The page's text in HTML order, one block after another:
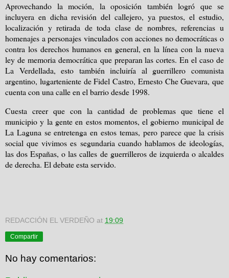
Aprovechando la moción, la oposición también logró que se
incluyera en dicha revisión del callejero, ya puestos, el estudio,
localización y retirada de toda clase de nombres, referencias u
homenajes a personajes vinculados con acciones no democráticas o
contra los derechos humanos en general, en la línea con la nueva
ley de memoria democrática que preparan las cortes. En el caso de
La Verdellada, esto también incluiría al guerrillero comunista
argentino, lugarteniente de Fidel Castro, Ernesto Che Guevara, que
cuenta con una calle en el barrio desde 1998.
Cuesta creer que con la cantidad de problemas que tiene el
municipio y la gente en estos momentos, el gobierno municipal de
La Laguna se entretenga en estos temas, pero parece que la crisis
social que vivimos es segundaria cuando hablamos de ideologías,
las dos Españas, o las calles de guerrilleros de izquierda o alcaldes
de derecha. El debate esta servido.
REDACCIÓN EL VERDEÑO at 19:09
Compartir
No hay comentarios: